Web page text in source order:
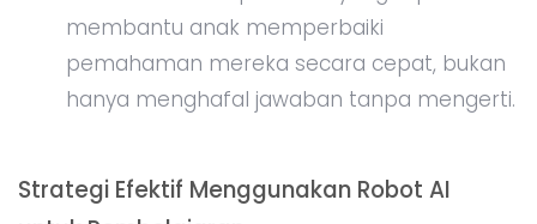
membantu anak memperbaiki
pemahaman mereka secara cepat, bukan
hanya menghafal jawaban tanpa mengerti.
Strategi Efektif Menggunakan Robot AI